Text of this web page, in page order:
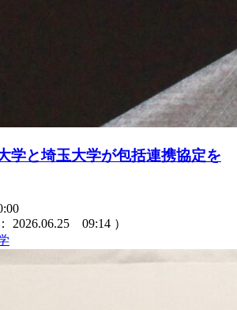
学と埼玉大学が包括連携協定を
2026.06.25 09:14 ）